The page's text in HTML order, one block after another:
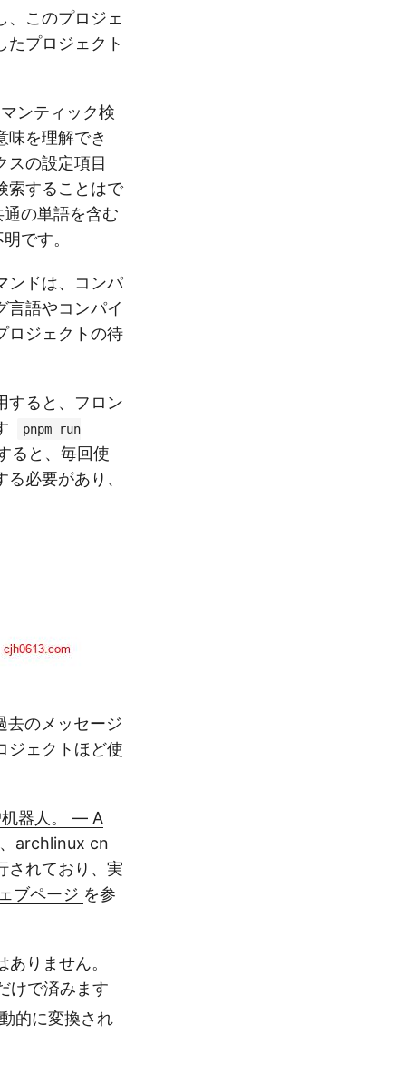
、このプロジェ
たプロジェクト
ンティック検
味を理解でき
スの設定項目
索することはで
の単語を含む
です。
ンドは、コンパ
言語やコンパイ
ロジェクトの待
すると、フロン
pnpm run
ると、毎回使
必要があり、
のメッセージ
ジェクトほど使
机器人。 — A
archlinux cn
されており、実
ブページ を参
りません。
けで済みます
的に変換され